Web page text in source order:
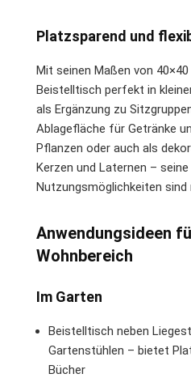
Platzsparend und
Mit seinen Maßen von
Beistelltisch perfekt in
als Ergänzung zu
Ablagefläche für Getränke
Pflanzen oder auch als
Kerzen und Laternen –
Nutzungsmöglichkeiten sind
Anwendungsideen
Wohnbereich
Im Garten
Beistelltisch neben
Gartenstühlen – bietet
Bücher